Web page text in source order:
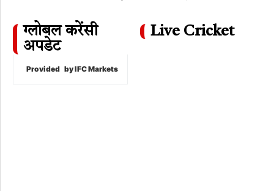
ग्लोबल करेंसी
अपडेट
Provided by IFC Markets
Live Cricket